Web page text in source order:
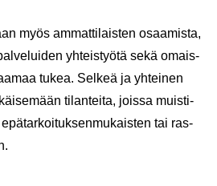
myös am­mat­ti­lais­ten osaa­mis­ta,
yh­teis­työ­tä sekä omais­
tukea. Sel­keä ja yh­tei­nen
ti­lan­tei­ta, jois­sa muis­ti­
tai ras­